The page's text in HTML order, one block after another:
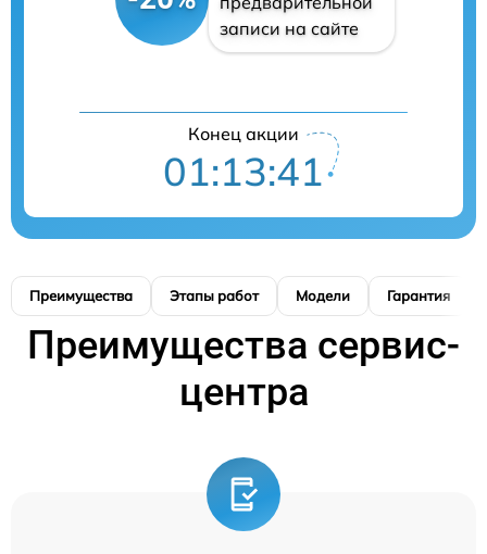
записи на сайте
Конец акции
01:13:40
Преимущества Этапы работ Модели Гарантия
Преимущества сервис-
центра